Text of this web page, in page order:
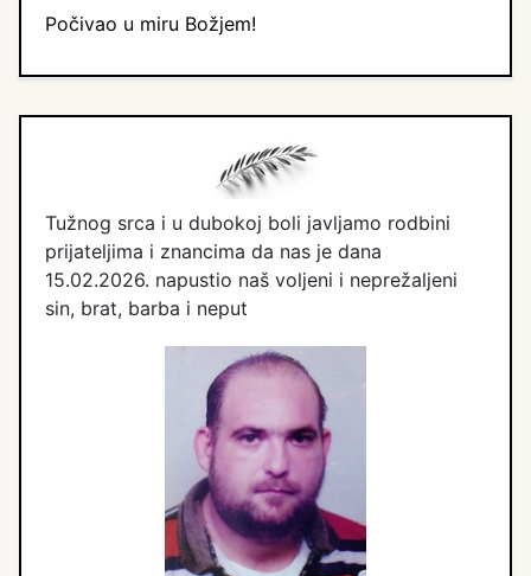
Počivao u miru Božjem!
Tužnog srca i u dubokoj boli javljamo rodbini
prijateljima i znancima da nas je dana
15.02.2026. napustio naš voljeni i neprežaljeni
sin, brat, barba i neput